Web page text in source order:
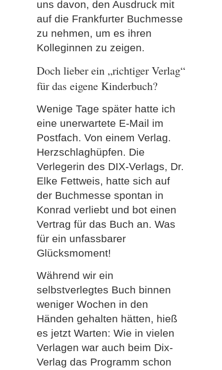
uns davon, den Ausdruck mit
auf die Frankfurter Buchmesse
zu nehmen, um es ihren
Kolleginnen zu zeigen.
Doch lieber ein „richtiger Verlag“
für das eigene Kinderbuch?
Wenige Tage später hatte ich
eine unerwartete E-Mail im
Postfach. Von einem Verlag.
Herzschlaghüpfen. Die
Verlegerin des DIX-Verlags, Dr.
Elke Fettweis, hatte sich auf
der Buchmesse spontan in
Konrad verliebt und bot einen
Vertrag für das Buch an. Was
für ein unfassbarer
Glücksmoment!
Während wir ein
selbstverlegtes Buch binnen
weniger Wochen in den
Händen gehalten hätten, hieß
es jetzt Warten: Wie in vielen
Verlagen war auch beim Dix-
Verlag das Programm schon